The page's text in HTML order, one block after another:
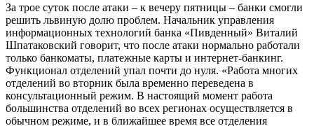
За трое суток после атаки – к вечеру пятницы – банки смогли
решить львиную долю проблем. Начальник управления
информационных технологий банка «Пивденный» Виталий
Шпатаковский говорит, что после атаки нормально работали
только банкоматы, платежные карты и интернет-банкинг.
Функционал отделений упал почти до нуля. «Работа многих
отделений во вторник была временно переведена в
консультационный режим. В настоящий момент работа
большинства отделений во всех регионах осуществляется в
обычном режиме, и в ближайшее время все отделения